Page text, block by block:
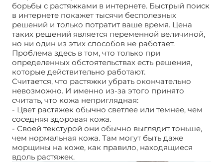
борьбы с растяжками в интернете. Быстрый поиск
в интернете покажет тысячи бесполезных
решений и только потратит ваше время. Цена
таких решений является переменной величиной,
но ни один из этих способов не работает.
Проблема здесь в том, что только при
определенных обстоятельствах есть решения,
которые действительно работают.
Считается, что растяжки убрать окончательно
невозможно. И именно из-за этого принято
считать, что кожа неприглядная:
- Цвет растяжек обычно светлее или темнее, чем
соседняя здоровая кожа.
- Своей текстурой они обычно выглядит тоньше,
чем нормальная кожа. Там могут быть даже
морщины на коже, как правило, находящиеся
вдоль растяжек.